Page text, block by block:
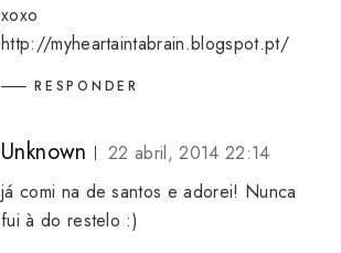
xoxo
http://myheartaintabrain.blogspot.pt/
RESPONDER
Unknown
22 abril, 2014 22:14
já comi na de santos e adorei! Nunca
fui à do restelo :)